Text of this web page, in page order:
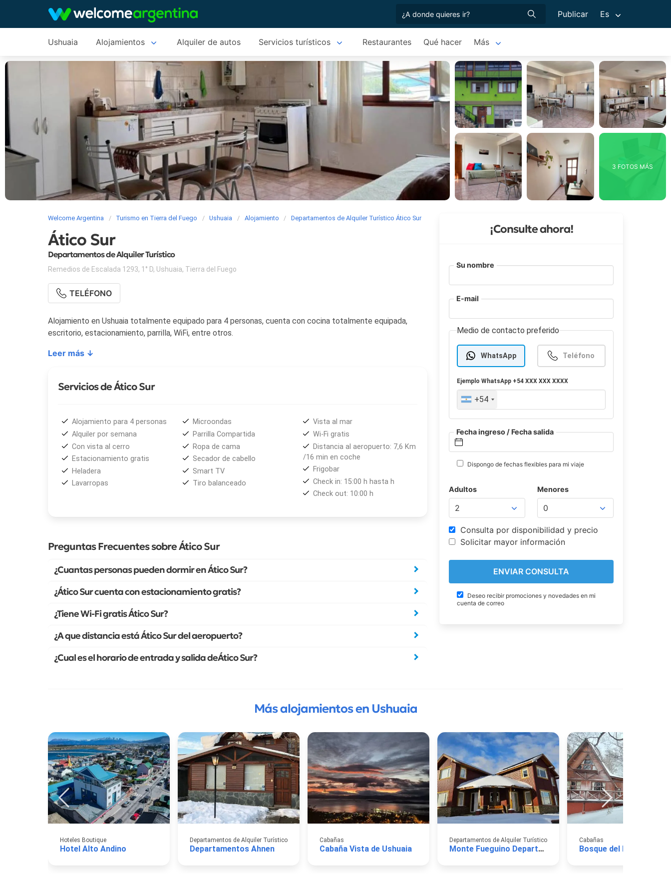
Publicar Es
Ushuaia Alojamientos Alquiler de autos Servicios turísticos Restaurantes Qué hacer Más
3 FOTOS MÁS
Welcome Argentina Turismo en Tierra del Fuego Ushuaia Alojamiento Departamentos de Alquiler Turístico Ático Sur
Ático Sur
Departamentos de Alquiler Turístico
Remedios de Escalada 1293, 1° D, Ushuaia, Tierra del Fuego
TELÉFONO
Alojamiento en Ushuaia totalmente equipado para 4 personas, cuenta con cocina totalmente equipada,
escritorio, estacionamiento, parrilla, WiFi, entre otros.
Leer más ↓
Servicios de Ático Sur
Alojamiento para 4 personas
Alquiler por semana
Con vista al cerro
Estacionamiento gratis
Heladera
Lavarropas
Microondas
Parrilla Compartida
Ropa de cama
Secador de cabello
Smart TV
Tiro balanceado
Vista al mar
Wi-Fi gratis
Distancia al aeropuerto: 7,6 Km
/16 min en coche
Frigobar
Check in: 15:00 h hasta h
Check out: 10:00 h
Preguntas Frecuentes sobre Ático Sur
¿Cuantas personas pueden dormir en Ático Sur?
¿Ático Sur cuenta con estacionamiento gratis?
¿Tiene Wi-Fi gratis Ático Sur?
¿A que distancia está Ático Sur del aeropuerto?
¿Cual es el horario de entrada y salida deÁtico Sur?
¡Consulte ahora!
Su nombre
E-mail
Medio de contacto preferido
WhatsApp Teléfono
EjemploWhatsApp +54 XXX XXX XXXX
+54
Fecha ingreso / Fecha salida
Dispongo de fechas flexibles para mi viaje
Adultos Menores
Consulta por disponibilidad y precio
Solicitar mayor información
Deseo recibir promociones y novedades en mi
cuenta de correo
Más alojamientos en Ushuaia
Hoteles Boutique
Hotel Alto Andino
Departamentos de Alquiler Turístico
Departamentos Ahnen
Cabañas
Cabaña Vista de Ushuaia
Departamentos de Alquiler Turístico
Monte Fueguino Departamentos
Cabañas